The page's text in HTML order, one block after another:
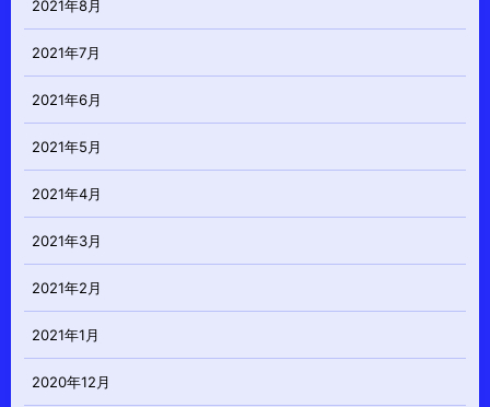
2021年8月
2021年7月
2021年6月
2021年5月
2021年4月
2021年3月
2021年2月
2021年1月
2020年12月